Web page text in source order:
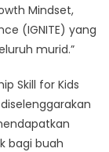
Mindset,
(IGNITE) yang
murid.”
Skill for Kids
bagi buah